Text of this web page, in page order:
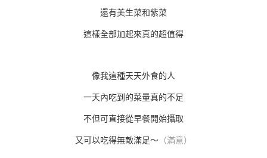
還有美生菜和紫菜
這樣全部加起來真的超值得
像我這種天天外食的人
一天內吃到的菜量真的不足
不但可直接從早餐開始攝取
又可以吃得無敵滿足～ （滿意）